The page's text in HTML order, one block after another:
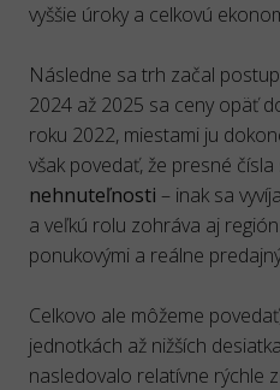
vyššie úroky a celkovú
Následne sa trh začal
2024 až 2025 sa ceny opäť
roku 2022, miestami ju
však povedať, že presné
nehnuteľnosti – inak sa
a veľkú rolu zohráva aj
ponukovými a reálne
Celkovo ale môžeme
jednotkách až nižších
nasledovalo relatívne rýchle